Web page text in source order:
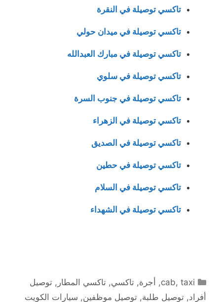
تاكسي توصيلة في النقرة
تاكسي توصيلة في ميدان حولي
تاكسي توصيلة في مبارك العبدالله
تاكسي توصيلة في سلوي
تاكسي توصيلة في جنوب السرة
تاكسي توصيلة في الزهراء
تاكسي توصيلة في الصديق
تاكسي توصيلة في حطين
تاكسي توصيلة في السلام
تاكسي توصيلة في الشهداء
التصنيفات
cab, taxi
, أجرة,تاكسي,تاكسي المطار ,توصيل
أفراد, توصيل طلبة, توصيل موظفين, سيارات الكويت